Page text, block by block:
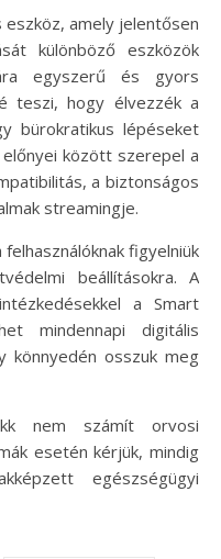
eszköz, amely jelentősen
különböző eszközök
egyszerű és gyors
teszi, hogy élvezzék a
bürokratikus lépéseket
előnyei között szerepel a
a biztonságos
streamingje.
figyelniük
beállításokra. A
a Smart
mindennapi digitális
könnyedén osszuk meg
nem számít orvosi
esetén kérjük, mindig
egészségügyi